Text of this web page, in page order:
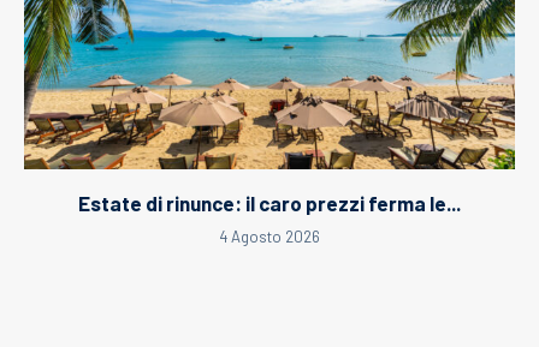
Estate di rinunce: il caro prezzi ferma le...
4 Agosto 2026